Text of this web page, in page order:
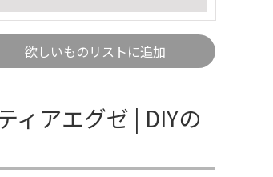
欲しいものリストに追加
ィアエグゼ | DIYの